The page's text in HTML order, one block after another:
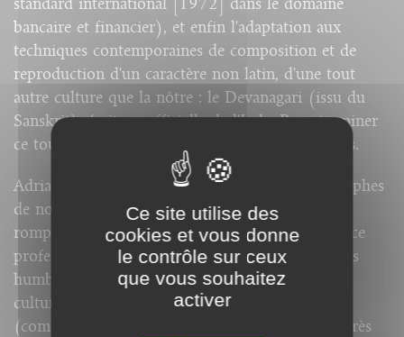
standard international [1972] dans le domaine
bancaire et financier), et enfin l'adaptation aux
techniques contemporaines de composition et de
reproduction d'un caractère non latin, d'une tout
autre culture que la nôtre : le Devanagari (issu du
Sanskrit), écriture officielle de l'Inde. Pour terminer
ce tour d'horizon, il aborde la création des logos.
Adrian Frutiger, est l'un des plus grands typographes
de notre temps. Par cet enseignement « à bâtons
rompus », il transmet le résumé de son expérience
professionnelle, se considérant avant tout (et très
humblement) comme un maillon d'une chaîne
culturelle, avec des maillons avant lui dont il est
(comme nous tous) l'héritier, et des maillons après
Ce site utilise des
cookies et vous donne
le contrôle sur ceux
que vous souhaitez
activer